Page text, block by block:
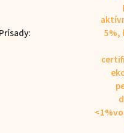
Prísady:
5%,